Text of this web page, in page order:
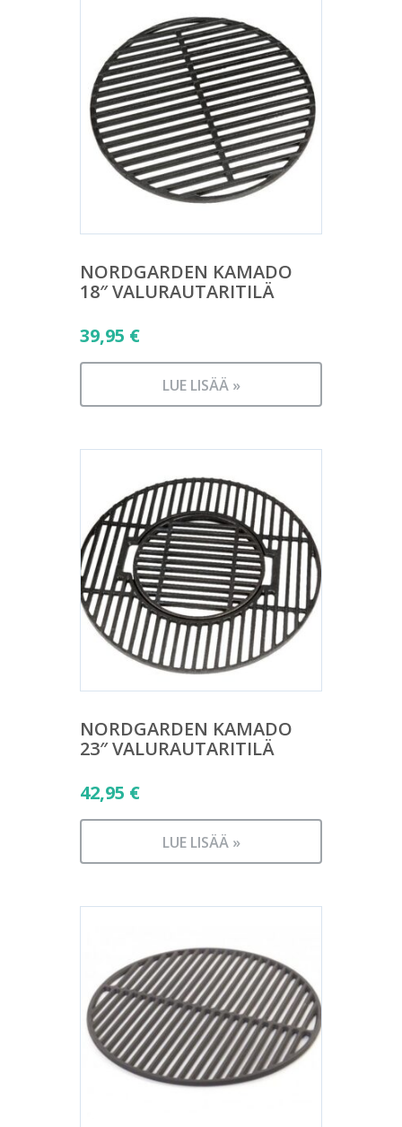
NORDGARDEN KAMADO
18″ VALURAUTARITILÄ
39,95 €
LUE LISÄÄ »
NORDGARDEN KAMADO
23″ VALURAUTARITILÄ
42,95 €
LUE LISÄÄ »